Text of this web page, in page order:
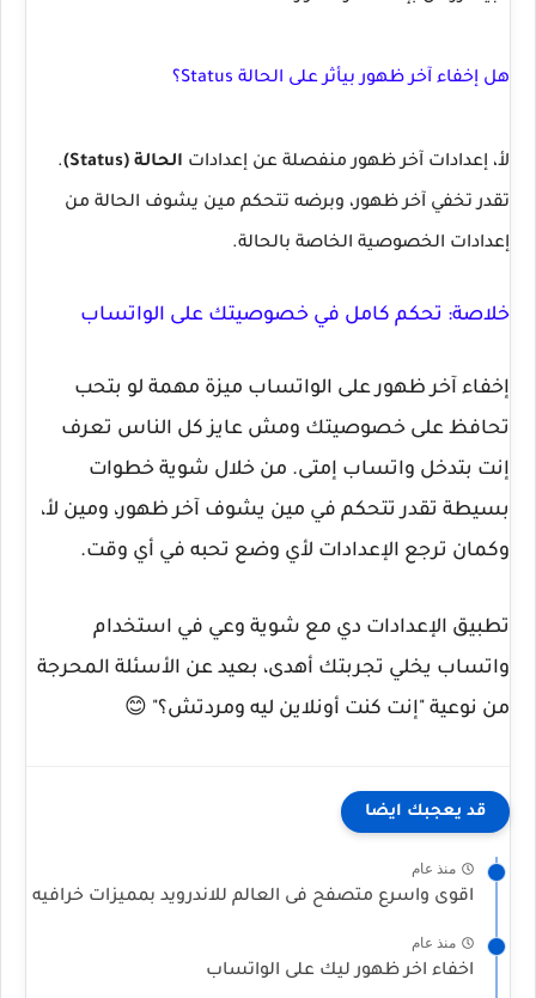
هل إخفاء آخر ظهور بيأثر على الحالة Status؟
لأ، إعدادات آخر ظهور منفصلة عن إعدادات الحالة (Status) .
تقدر تخفي آخر ظهور، وبرضه تتحكم مين يشوف الحالة من
إعدادات الخصوصية الخاصة بالحالة.
خلاصة: تحكم كامل في خصوصيتك على الواتساب
إخفاء آخر ظهور على الواتساب ميزة مهمة لو بتحب
تحافظ على خصوصيتك ومش عايز كل الناس تعرف
إنت بتدخل واتساب إمتى. من خلال شوية خطوات
بسيطة تقدر تتحكم في مين يشوف آخر ظهور، ومين لأ،
وكمان ترجع الإعدادات لأي وضع تحبه في أي وقت.
تطبيق الإعدادات دي مع شوية وعي في استخدام
واتساب يخلي تجربتك أهدى، بعيد عن الأسئلة المحرجة
من نوعية "إنت كنت أونلاين ليه ومردتش؟" 😊
قد يعجبك ايضا
منذ عام
اقوى واسرع متصفح فى العالم للاندرويد بمميزات خرافيه
منذ عام
اخفاء اخر ظهور ليك على الواتساب